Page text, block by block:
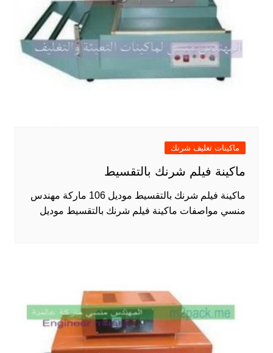
ماكينات تغليف شرنك
ماكينة فيلم شرنك بالتقسيط
ماكينة فيلم شرنك بالتقسيط موديل 106 ماركة مهندس
منسي مواصفات ماكينة فيلم شرنك بالتقسيط موديل